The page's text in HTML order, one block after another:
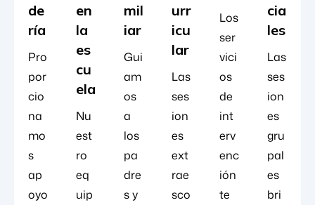
de
ría
Pro
por
cio
na
mo
s
ap
oyo
en
la
es
cu
ela
Nu
est
ro
eq
uip
mil
iar
Gui
am
os
a
los
pa
dre
s y
urr
icu
lar
Las
ses
ion
es
ext
rae
sco
Los
ser
vici
os
de
int
erv
enc
ión
te
cia
les
Las
ses
ion
es
gru
pal
es
bri